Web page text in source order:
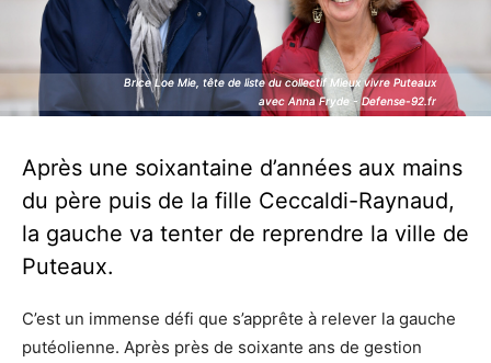
Brice Loe Mie, tête de liste du collectif Mieux vivre Puteaux
avec Anna Fryde - Defense-92.fr
Brice Loe Mie, tête de liste du collectif Mieux vivre Puteaux
avec Anna Fryde - Defense-92.fr
Après une soixantaine d’années aux mains
du père puis de la fille Ceccaldi-Raynaud,
la gauche va tenter de reprendre la ville de
Puteaux.
C’est un immense défi que s’apprête à relever la gauche
putéolienne. Après près de soixante ans de gestion